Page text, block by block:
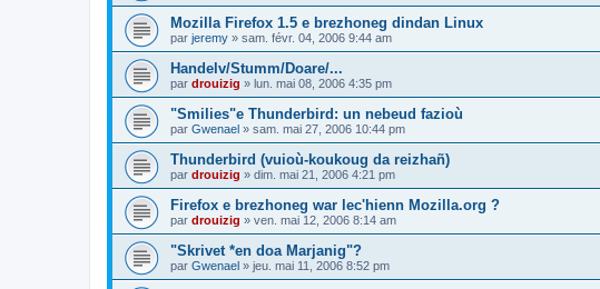
Mozilla Firefox 1.5 e brezhoneg dindan Linux
par jeremy » sam. févr. 04, 2006 9:44 am
Handelv/Stumm/Doare/...
par drouizig » lun. mai 08, 2006 4:35 pm
"Smilies"e Thunderbird: un nebeud fazioù
par Gwenael » sam. mai 27, 2006 10:44 pm
Thunderbird (vuioù-koukoug da reizhañ)
par drouizig » dim. mai 21, 2006 4:21 pm
Firefox e brezhoneg war lec'hienn Mozilla.org ?
par drouizig » ven. mai 12, 2006 8:14 am
"Skrivet *en doa Marjanig"?
par Gwenael » jeu. mai 11, 2006 8:52 pm